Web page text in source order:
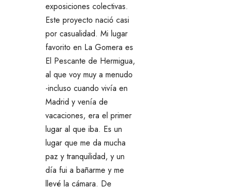
exposiciones colectivas.
Este proyecto nació casi
por casualidad. Mi lugar
favorito en La Gomera es
El Pescante de Hermigua,
al que voy muy a menudo
-incluso cuando vivía en
Madrid y venía de
vacaciones, era el primer
lugar al que iba. Es un
lugar que me da mucha
paz y tranquilidad, y un
día fui a bañarme y me
llevé la cámara. De